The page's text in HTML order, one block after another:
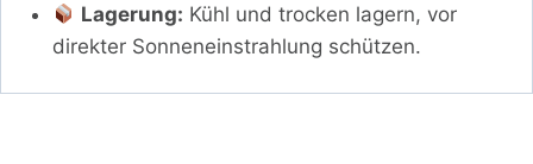
Lagerung: Kühl und trocken lagern, vor
direkter Sonneneinstrahlung schützen.